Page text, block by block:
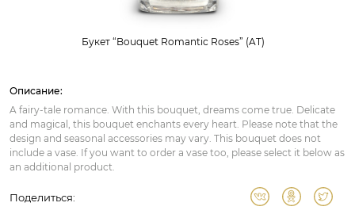
Букет “Bouquet Romantic Roses” (AT)
Описание:
A fairy-tale romance. With this bouquet, dreams come true. Delicate
and magical, this bouquet enchants every heart. Please note that the
design and seasonal accessories may vary. This bouquet does not
include a vase. If you want to order a vase too, please select it below as
an additional product.
Поделиться: